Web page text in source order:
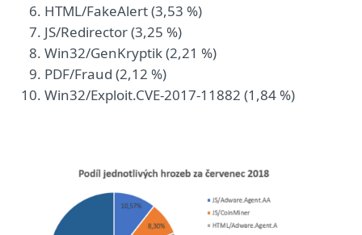
HTML/FakeAlert (3,53 %)
JS/Redirector (3,25 %)
Win32/GenKryptik (2,21 %)
PDF/Fraud (2,12 %)
Win32/Exploit.CVE-2017-11882 (1,84 %)